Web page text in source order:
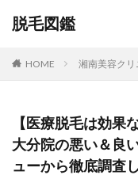
脱毛図鑑
HOME 湘南美容クリ
【医療脱毛は効果
大分院の悪い＆良
ューから徹底調査